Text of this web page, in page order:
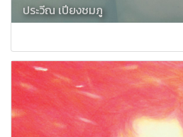
ประวีณ เปียงชมภู